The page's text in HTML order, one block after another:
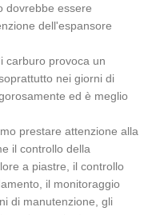
dovrebbe essere
dell'espansore
carburo provoca un
nei giorni di
ed è meglio
prestare attenzione alla
il controllo della
a piastre, il controllo
il monitoraggio
di manutenzione, gli